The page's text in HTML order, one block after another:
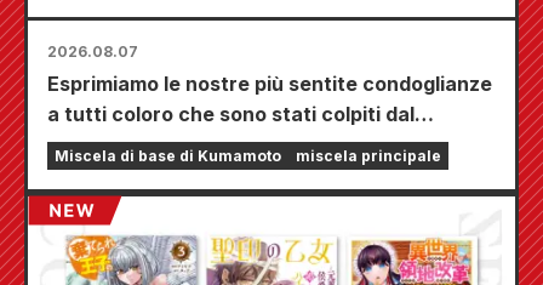
2026.08.07
Esprimiamo le nostre più sentite condoglianze
a tutti coloro che sono stati colpiti dal
terremoto di Kumamoto del 2026.
Miscela di base di Kumamoto miscela principale